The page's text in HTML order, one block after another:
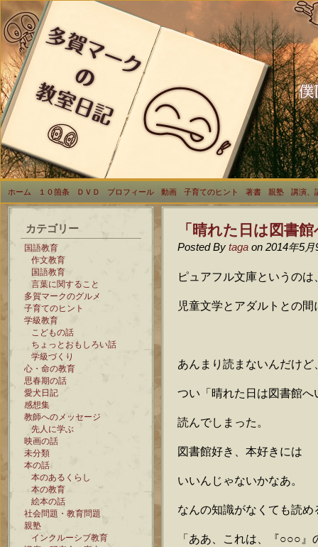
ホーム １０箇条 ＤＶＤ プロフィール 動画 子育てのヒント 著書 親塾 講演、
カテゴリー
国語教育
作文教育
国語教育
言葉に関すること
多賀マークのグルメ
子育てのヒント
学級教育
こどもの話
ちょっとおもしろい話
学級づくり
心・命の教育
思春期の話
愛犬日記
感想集
教師へのメッセージ
先人に学ぶ
映画の話
未分類
本の話
本のあるくらし
本の教育
絵本の話
社会問題・教育問題
親塾
インクルーシブ教育
「晴れた日は図書
Posted By taga on 2014年5月
ピュアフル文庫というの
児童文学とアダルトとの
あんまり読まないんだけど
つい「晴れた日は図書館
読んでしまった。
図書館好き、本好きには
いいんじゃないかなあ。
なんの知識がなくても読め
「ああ、これは、『○○○